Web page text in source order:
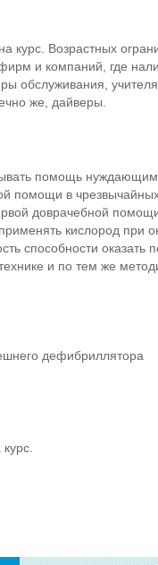
Возрастных
и компаний, где
обслуживания,
же, дайверы.
помощь
помощи в
доврачебной
кислород при
способности
и по тем же
дефибриллятора